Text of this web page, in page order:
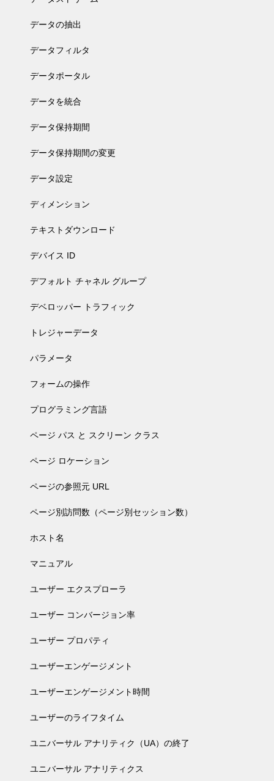
データの抽出
データフィルタ
データポータル
データを統合
データ保持期間
データ保持期間の変更
データ設定
ディメンション
テキストダウンロード
デバイス ID
デフォルト チャネル グループ
デベロッパー トラフィック
トレジャーデータ
パラメータ
フォームの操作
プログラミング言語
ページ パス と スクリーン クラス
ページ ロケーション
ページの参照元 URL
ページ別訪問数（ページ別セッション数）
ホスト名
マニュアル
ユーザー エクスプローラ
ユーザー コンバージョン率
ユーザー プロパティ
ユーザーエンゲージメント
ユーザーエンゲージメント時間
ユーザーのライフタイム
ユニバーサル アナリティク（UA）の終了
ユニバーサル アナリティクス